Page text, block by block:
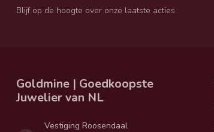
Blijf op de hoogte over onze laatste acties
Goldmine | Goedkoopste
Juwelier van NL
Vestiging Roosendaal